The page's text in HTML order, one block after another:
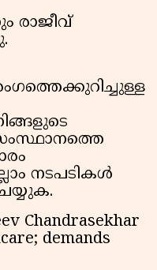
രാജീവ്
നടപടികൾ
Chandrasekhar
demands